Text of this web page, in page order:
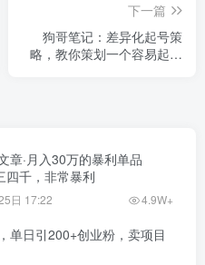
下一篇
狗哥笔记：差异化起号策
略，教你策划一个容易起的
章·月入30万的暴利单品
四千，非常暴利
日 17:22 4.9W+
单日引200+创业粉，卖项目